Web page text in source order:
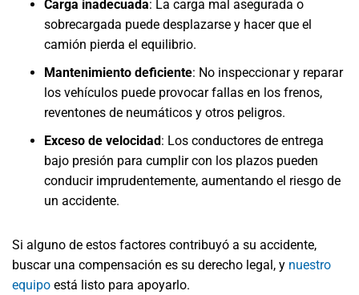
Carga inadecuada: La carga mal asegurada o
sobrecargada puede desplazarse y hacer que el
camión pierda el equilibrio.
Mantenimiento deficiente: No inspeccionar y reparar
los vehículos puede provocar fallas en los frenos,
reventones de neumáticos y otros peligros.
Exceso de velocidad: Los conductores de entrega
bajo presión para cumplir con los plazos pueden
conducir imprudentemente, aumentando el riesgo de
un accidente.
Si alguno de estos factores contribuyó a su accidente,
buscar una compensación es su derecho legal, y nuestro
equipo está listo para apoyarlo.